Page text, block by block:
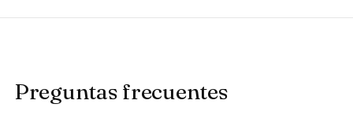
Preguntas frecuentes